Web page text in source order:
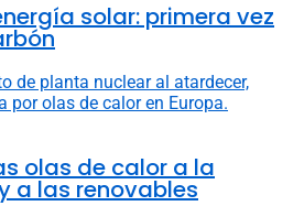
solar: primera vez
olas de calor a la
a las renovables